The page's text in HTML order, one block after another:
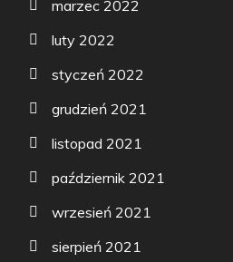
marzec 2022
luty 2022
styczeń 2022
grudzień 2021
listopad 2021
październik 2021
wrzesień 2021
sierpień 2021